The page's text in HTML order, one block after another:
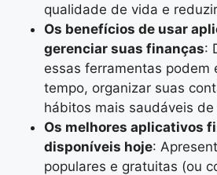
qualidade de vida e
Os benefícios de usar
gerenciar suas finanças:
essas ferramentas podem
tempo, organizar suas
hábitos mais saudáveis de
Os melhores aplicativos
disponíveis hoje:
populares e gratuitas (ou